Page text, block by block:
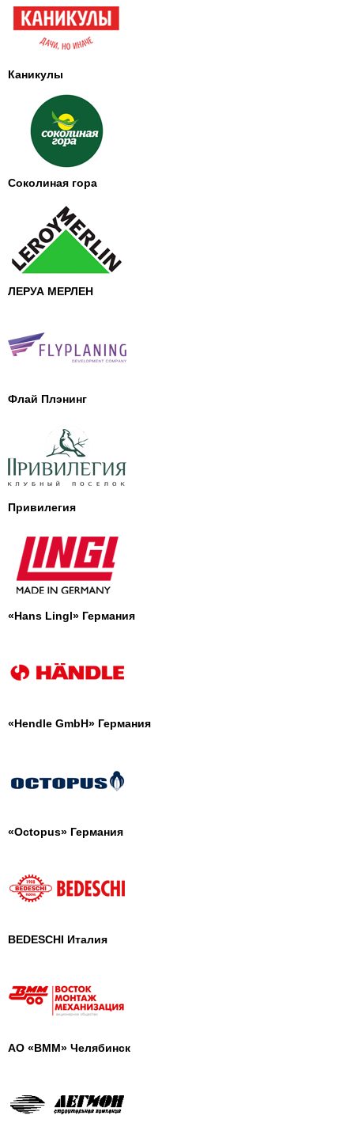
Партнеры
Личный кабинет
Избранное
Каникулы
Соколиная гора
ЛЕРУА МЕРЛЕН
Флай Плэнинг
Привилегия
«Hans Lingl» Германия
«Hendle GmbH» Германия
«Octopus» Германия
BEDESCHI Италия
АО «ВММ» Челябинск